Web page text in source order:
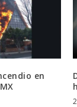
en